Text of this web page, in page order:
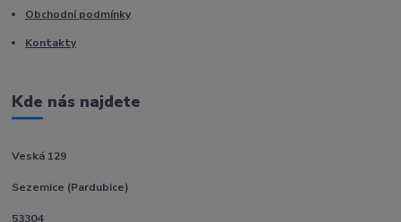
Obchodní podmínky
Kontakty
Kde nás najdete
Veská 129
Sezemice (Pardubice)
53304